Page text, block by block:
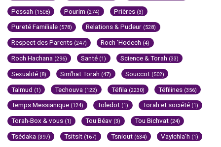
Pessah (1508) Pourim (274) Prières (3)
Pureté Familiale (578) Relations & Pudeur (528)
Respect des Parents (247) Roch 'Hodech (4)
Roch Hachana (296) Santé (1) Science & Torah (33)
Sexualité (8) Sim'hat Torah (47) Souccot (502)
Talmud (1) Techouva (122) Téfila (2230) Téfilines (356)
Temps Messianique (124) Toledot (1) Torah et société (1)
Torah-Box & vous (1) Tou Béav (3) Tou Bichvat (24)
Tsédaka (397) Tsitsit (167) Tsniout (634) Vayichla'h (1)